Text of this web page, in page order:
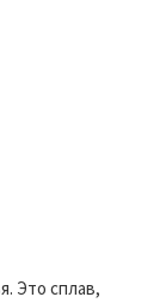
Это сплав,